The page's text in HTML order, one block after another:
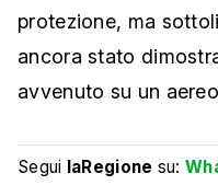
protezione, ma
ancora stato
avvenuto su un
Segui laRegione su: